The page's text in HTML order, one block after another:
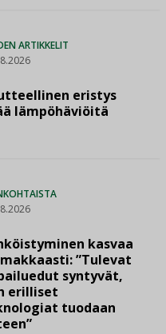
ARTIKKELIT
eristys
lämpöhäviöitä
kasvaa
”Tulevat
syntyvät,
erilliset
tuodaan